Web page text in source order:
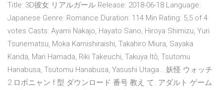
Title: 3D彼女 リアルガール Release: 2018-06-18 Language:
Japanese Genre: Romance Duration: 114 Min Rating: 5,5 of 4
votes Casts: Ayami Nakajo, Hayato Sano, Hiroya Shimizu, Yuri
Tsunematsu, Moka Kamishiraishi, Takahiro Miura, Sayaka
Kanda, Mari Hamada, Riki Takeuchi, Takuya Itō, Tsutomu
Hanabusa, Tsutomu Hanabusa, Yasushi Utaga… 妖怪 ウォッチ
2 ロボニャン f 型 ダウンロード 番号 教え て. アダルト ゲーム